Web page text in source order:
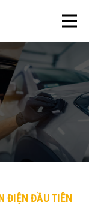
ĐIỆN ĐẦU TIÊN